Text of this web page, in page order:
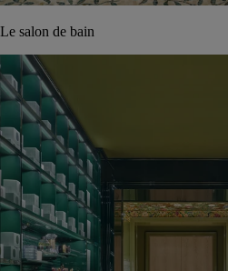
Le salon de bain